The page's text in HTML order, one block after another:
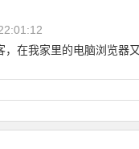
，在我家里的电脑浏览器